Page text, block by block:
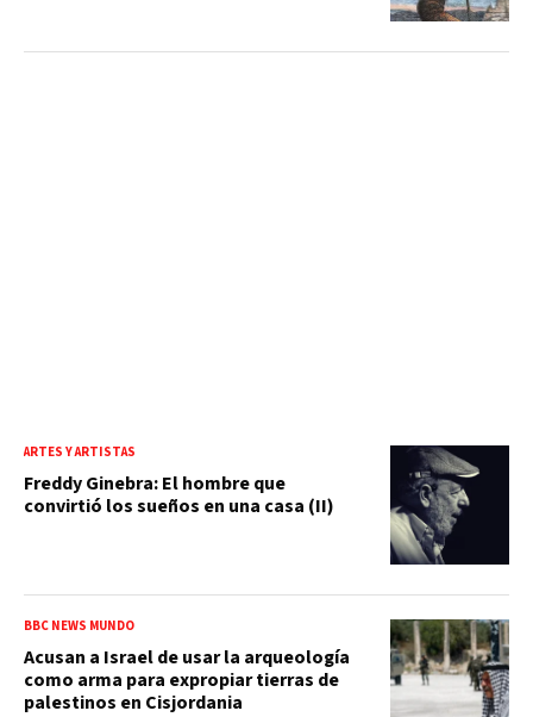
ARTES Y ARTISTAS
Freddy Ginebra: El hombre que
convirtió los sueños en una casa (II)
BBC NEWS MUNDO
Acusan a Israel de usar la arqueología
como arma para expropiar tierras de
palestinos en Cisjordania